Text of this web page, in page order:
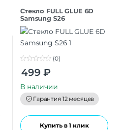
Стекло FULL GLUE 6D
Samsung S26
o
t
o
f
5
(0)
499 ₽
В наличии
Гарантия 12 месяцев
Купить в 1 клик